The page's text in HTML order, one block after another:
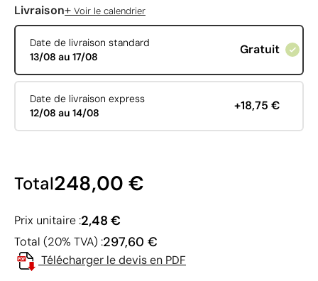
Livraison+ Voir le calendrier
Date de livraison standard
13/08 au 17/08
Gratuit
Date de livraison express
12/08 au 14/08
+18,75 €
Total248,00 €
Prix unitaire :2,48 €
Total (20% TVA) :297,60 €
Télécharger le devis en PDF